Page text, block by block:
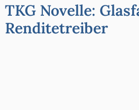
TKG Novelle:
Renditetreiber